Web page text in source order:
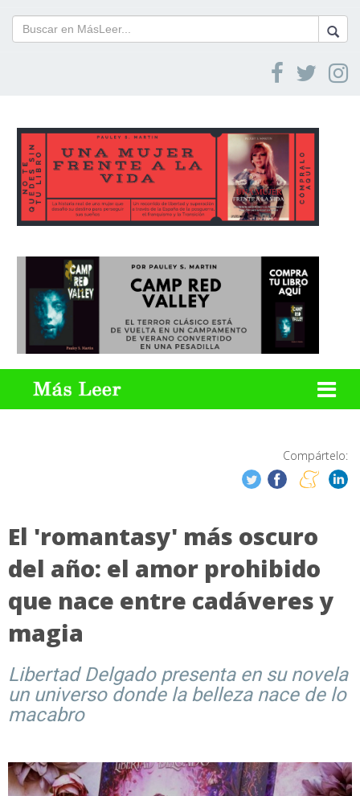
Compártelo:
El 'romantasy' más oscuro
del año: el amor prohibido
que nace entre cadáveres y
magia
Libertad Delgado presenta en su novela
un universo donde la belleza nace de lo
macabro